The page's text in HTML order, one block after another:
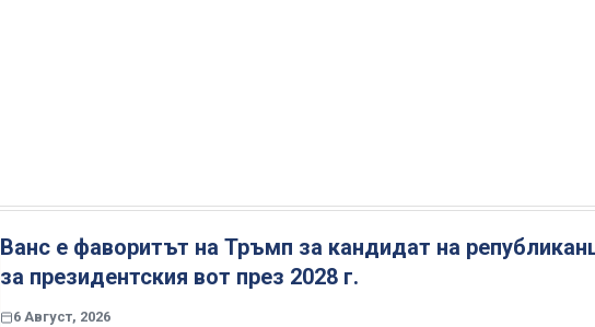
Ванс е фаворитът на Тръмп за кандидат на
за президентския вот през 2028 г.
6 Август, 2026